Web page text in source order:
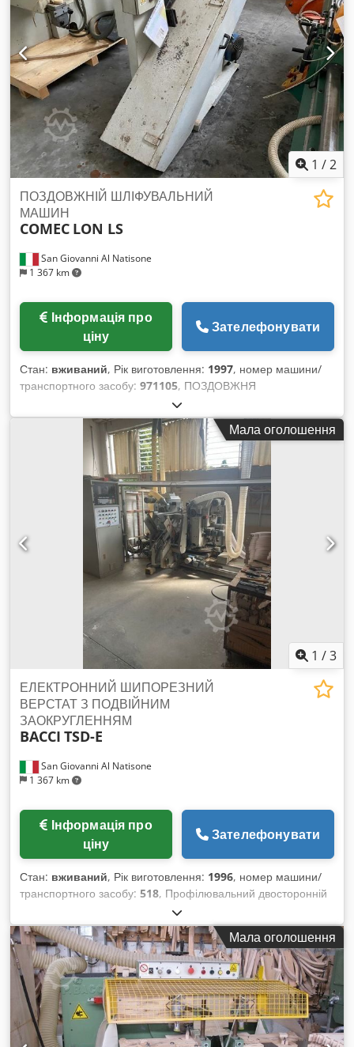
групі - Сенсорна панель керування - Серійний номер
SA/005006 - Рік випуску: 2004 - Відповідає вимогам CE
1 /2
San Giovanni Al Natisone
1 367 km
ПОЗДОВЖНІЙ ШЛІФУВАЛЬНИЙ
МАШИН
COMEC LON LS
ціну
Зателефонувати
Стан: вживаний, Рік виготовлення: 1997, номер машини/
транспортного засобу: 971105, ПОЗДОВЖНЯ
ШЛІФУВАЛЬНА МАШИНА COMEC МОД. LON LS – CE
СТАНДАРТ – ВЖИВАНА - Напруга: 380 В / 50 Гц Chedpfx
Acswrp Hqsaja - Сер №: 971105 - Рік випуску: 1997
Мала оголошення
1 /3
San Giovanni Al Natisone
1 367 km
ЕЛЕКТРОННИЙ ШИПОРЕЗНИЙ
ВЕРСТАТ З ПОДВІЙНИМ
ЗАОКРУГЛЕННЯМ
BACCI TSD-E
ціну
Зателефонувати
Стан: вживаний, Рік виготовлення: 1996, номер машини/
транспортного засобу: 518, Профілювальний двосторонній
електронний шипоріз BACCI мод. TSD-E – відповідає
нормам CE – вживаний - Робоча довжина: 1200 мм -
Максимальна довжина шипа: 100 мм - Продуктивність: 2400
шипів на годину (1200 деталей) - Обороти фрез: 9 000 об/хв
- Потужність двигунів фрез (2 шт.): 8 к.с. (по 4 к.с. кожен) - З
автоматичним подавачем - Числове програмне керування
ISAC - Огорожа по периметру - Напруга: 380 В / 50 Гц -
Серійний номер: 518 Chsdpsrnnmpefx Acaja - Рік випуску:
1996
Мала оголошення